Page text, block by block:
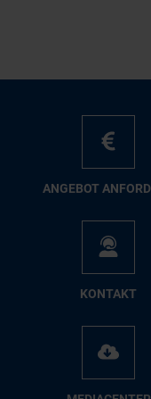
AN­GE­BOT
KON­TAKT